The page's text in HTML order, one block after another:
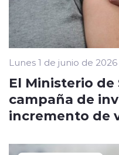
Lunes 1 de junio de 2026
El Ministerio
campaña de
incremento de